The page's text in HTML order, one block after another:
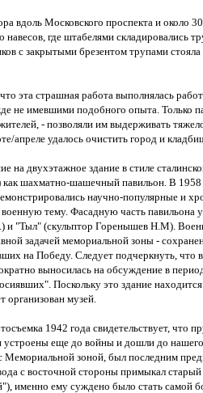
вдоль Московского проспекта и около
навесов, где штабелями складировались
с закрытыми брезентом трупами
что эта страшная работа выполнялась
не имевшими подобного опыта. Только
- позволяли им выдерживать
апреле удалось очистить город и
на двухэтажное здание в стиле
шахматно-шашечный павильон. В 1958
научно-популярные и
тему. Фасадную часть павильона
и "Тыл" (скульптор Горенышев Н.М).
задачей мемориальной зоны -
на Победу. Следует подчеркнуть,
выносилась на обсуждение в
Поскольку это здание
организован музей.
1942 года свидетельствует,
устроены еще до войны и дошли до
зоной, был последним
с восточной стороны примыкал
именно ему суждено было стать самой